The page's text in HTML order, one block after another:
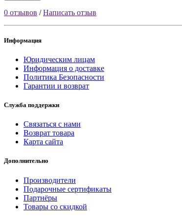
0 отзывов /Написать отзыв
Информация
Юридическим лицам
Информация о доставке
Политика Безопасности
Гарантии и возврат
Служба поддержки
Связаться с нами
Возврат товара
Карта сайта
Дополнительно
Производители
Подарочные сертификаты
Партнёры
Товары со скидкой